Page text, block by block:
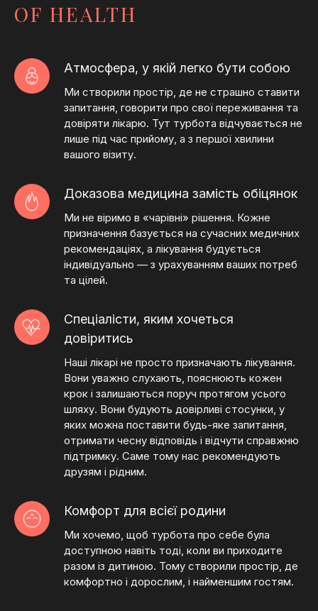
OF HEALTH
Атмосфера, у якій легко бути собою
Ми створили простір, де не страшно ставити
запитання, говорити про свої переживання та
довіряти лікарю. Тут турбота відчувається не
лише під час прийому, а з першої хвилини
вашого візиту.
Доказова медицина замість обіцянок
Ми не віримо в «чарівні» рішення. Кожне
призначення базується на сучасних медичних
рекомендаціях, а лікування будується
індивідуально — з урахуванням ваших потреб
та цілей.
Спеціалісти, яким хочеться
довіритись
Наші лікарі не просто призначають лікування.
Вони уважно слухають, пояснюють кожен
крок і залишаються поруч протягом усього
шляху. Вони будують довірливі стосунки, у
яких можна поставити будь-яке запитання,
отримати чесну відповідь і відчути справжню
підтримку. Саме тому нас рекомендують
друзям і рідним.
Комфорт для всієї родини
Ми хочемо, щоб турбота про себе була
доступною навіть тоді, коли ви приходите
разом із дитиною. Тому створили простір, де
комфортно і дорослим, і найменшим гостям.